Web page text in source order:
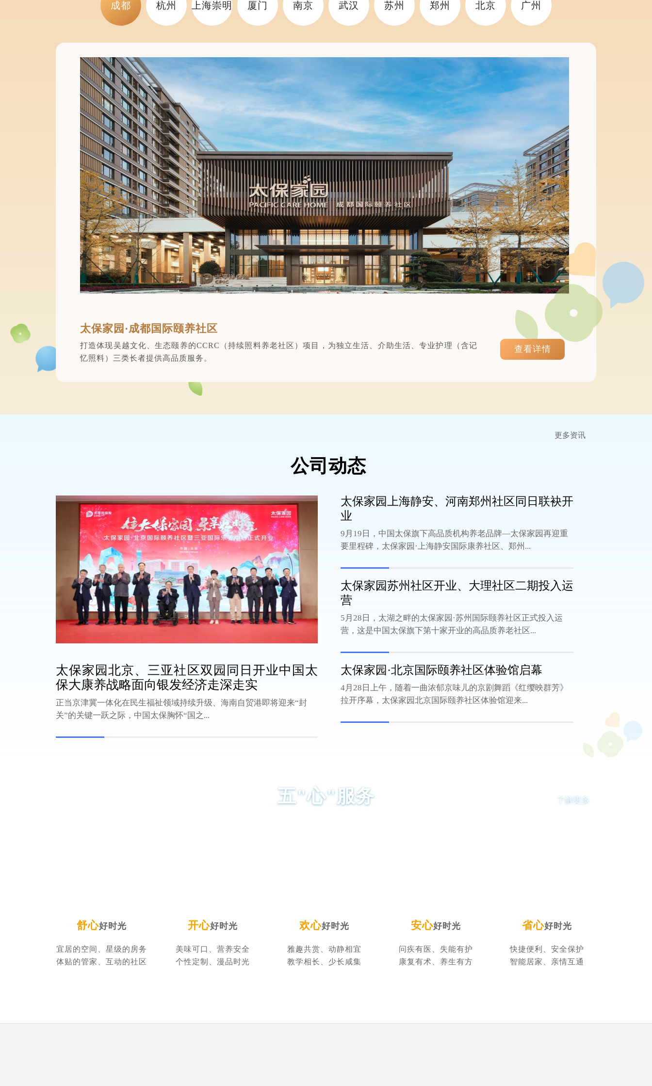
成都 杭州 上海崇明 厦门 南京 武汉 苏州 郑州 北京 广州
太保家园·成都国际颐养社区
打造体现吴越文化、生态颐养的CCRC（持续照料养老社区）项目，为独立生活、介助生活、专业护理（含记
忆照料）三类长者提供高品质服务。
查看详情
公司动态
更多资讯
太保家园北京、三亚社区双园同日开业中国太
保大康养战略面向银发经济走深走实
正当京津冀一体化在民生福祉领域持续升级、海南自贸港即将迎来“封
关”的关键一跃之际，中国太保胸怀“国之...
太保家园上海静安、河南郑州社区同日联袂开
业
9月19日，中国太保旗下高品质机构养老品牌—太保家园再迎重
要里程碑，太保家园·上海静安国际康养社区、郑州...
太保家园苏州社区开业、大理社区二期投入运
营
5月28日，太湖之畔的太保家园·苏州国际颐养社区正式投入运
营，这是中国太保旗下第十家开业的高品质养老社区...
太保家园·北京国际颐养社区体验馆启幕
4月28日上午，随着一曲浓郁京味儿的京剧舞蹈《红缨映群芳》
拉开序幕，太保家园北京国际颐养社区体验馆迎来...
五"心"服务 了解更多
舒心好时光
宜居的空间、星级的房务
体贴的管家、互动的社区
开心好时光
美味可口、营养安全
个性定制、漫品时光
欢心好时光
雅趣共赏、动静相宜
教学相长、少长咸集
安心好时光
问疾有医、失能有护
康复有术、养生有方
省心好时光
快捷便利、安全保护
智能居家、亲情互通